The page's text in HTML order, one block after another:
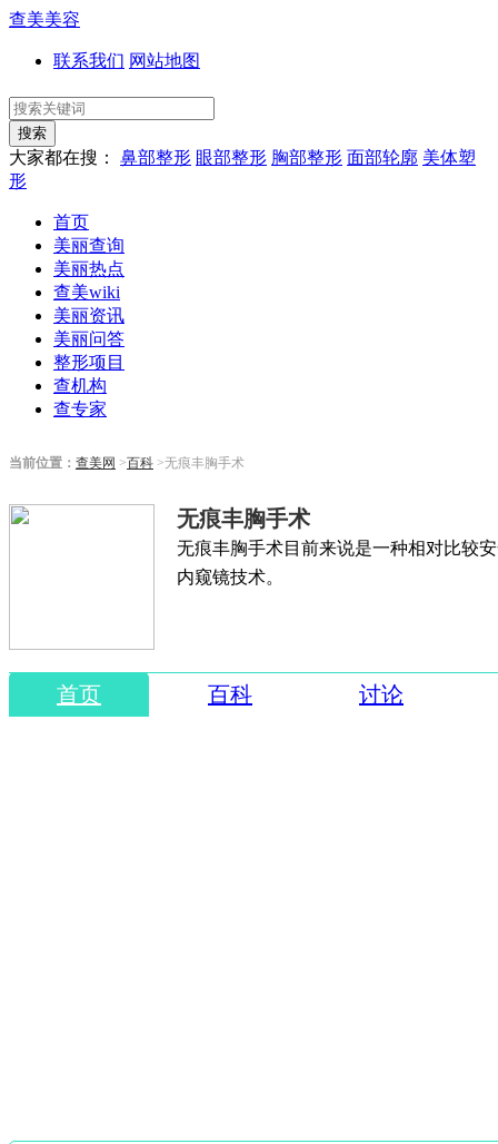
查美美容
联系我们 网站地图
搜索
大家都在搜： 鼻部整形 眼部整形 胸部整形 面部轮廓 美体塑
形
首页
美丽查询
美丽热点
查美wiki
美丽资讯
美丽问答
整形项目
查机构
查专家
当前位置： 查美网 >百科 >无痕丰胸手术
无痕丰胸手术
无痕丰胸手术目前来说是一种相对比较
内窥镜技术。
首页 百科 讨论